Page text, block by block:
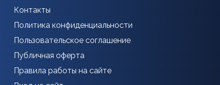
Контакты
Политика конфиденциальности
Пользовательское соглашение
Публичная оферта
Правила работы на сайте